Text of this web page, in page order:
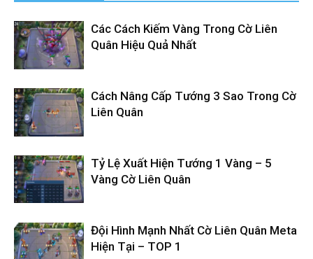
Các Cách Kiếm Vàng Trong Cờ Liên
Quân Hiệu Quả Nhất
Cách Nâng Cấp Tướng 3 Sao Trong Cờ
Liên Quân
Tỷ Lệ Xuất Hiện Tướng 1 Vàng – 5
Vàng Cờ Liên Quân
Đội Hình Mạnh Nhất Cờ Liên Quân Meta
Hiện Tại – TOP 1